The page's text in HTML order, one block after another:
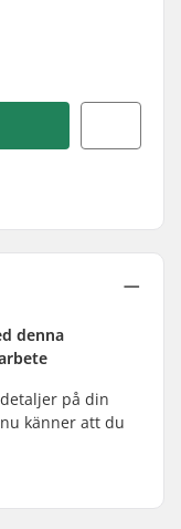
denna
på din
känner att du